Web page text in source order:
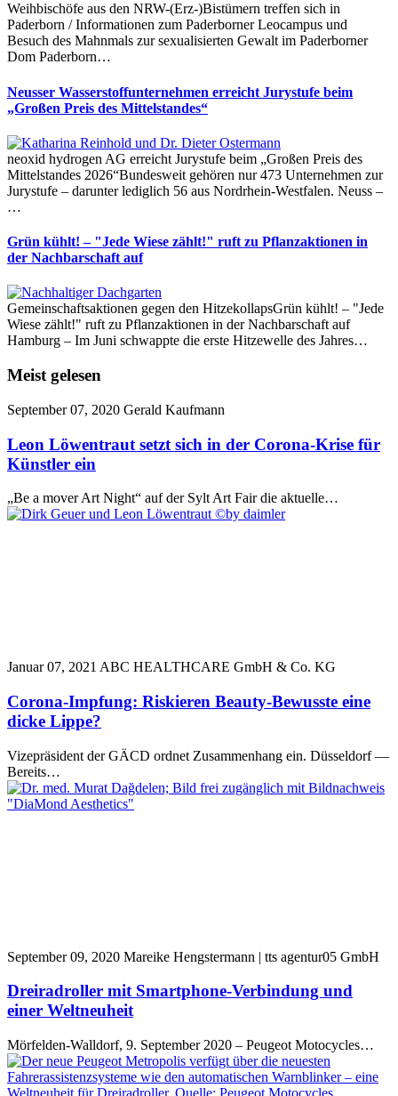
Weihbischöfe aus den NRW-(Erz-)Bistümern treffen sich in
Paderborn / Informationen zum Paderborner Leocampus und
Besuch des Mahnmals zur sexualisierten Gewalt im Paderborner
Dom Paderborn…
Neusser Wasserstoffunternehmen erreicht Jurystufe beim
„Großen Preis des Mittelstandes“
neoxid hydrogen AG erreicht Jurystufe beim „Großen Preis des
Mittelstandes 2026“Bundesweit gehören nur 473 Unternehmen zur
Jurystufe – darunter lediglich 56 aus Nordrhein-Westfalen. Neuss –
…
Grün kühlt! – "Jede Wiese zählt!" ruft zu Pflanzaktionen in
der Nachbarschaft auf
Gemeinschaftsaktionen gegen den HitzekollapsGrün kühlt! – "Jede
Wiese zählt!" ruft zu Pflanzaktionen in der Nachbarschaft auf
Hamburg – Im Juni schwappte die erste Hitzewelle des Jahres…
Meist gelesen
September 07, 2020 Gerald Kaufmann
Leon Löwentraut setzt sich in der Corona-Krise für
Künstler ein
„Be a mover Art Night“ auf der Sylt Art Fair die aktuelle…
Januar 07, 2021 ABC HEALTHCARE GmbH & Co. KG
Corona-Impfung: Riskieren Beauty-Bewusste eine
dicke Lippe?
Vizepräsident der GÄCD ordnet Zusammenhang ein. Düsseldorf —
Bereits…
September 09, 2020 Mareike Hengstermann | tts agentur05 GmbH
Dreiradroller mit Smartphone-Verbindung und
einer Weltneuheit
Mörfelden-Walldorf, 9. September 2020 – Peugeot Motocycles…